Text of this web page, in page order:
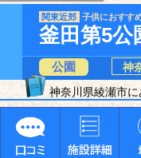
関東近郊 子供におすす
釜田第5公
公園
神
神奈川県綾瀬市に